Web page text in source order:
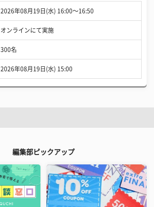
2026年08月19日(水) 16:00〜16:50
オンラインにて実施
300名
2026年08月19日(水) 15:00
編集部ピックアップ